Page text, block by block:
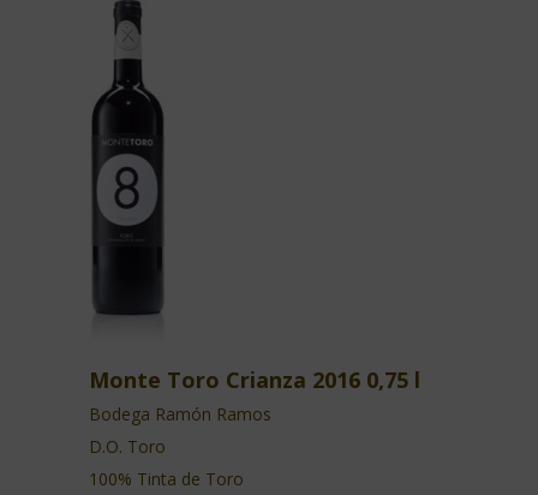
Monte Toro Crianza 2016 0,75 l
Bodega Ramón Ramos
D.O. Toro
100% Tinta de Toro